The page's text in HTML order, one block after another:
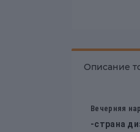
Описание
Вечерняя
-страна